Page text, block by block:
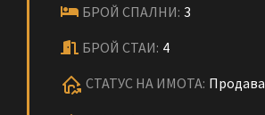
БРОЙ СПАЛНИ: 3
БРОЙ СТАИ: 4
СТАТУС НА ИМОТА: Продава